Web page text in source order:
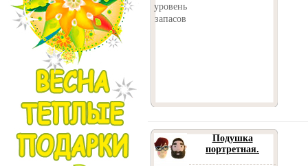
уровень
запасов
Подушка
портретная.